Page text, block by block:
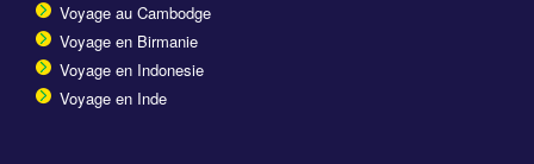
Voyage au Cambodge
Voyage en Birmanie
Voyage en Indonesie
Voyage en Inde